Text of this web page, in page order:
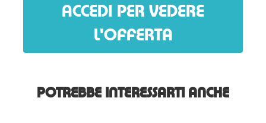
ACCEDI PER VEDERE
L'OFFERTA
POTREBBE INTERESSARTI ANCHE